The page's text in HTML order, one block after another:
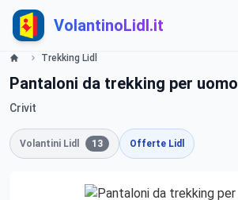
VolantinoLidl.it
Trekking Lidl
Pantaloni da trekking per uomo
Crivit
Volantini Lidl 13 Offerte Lidl